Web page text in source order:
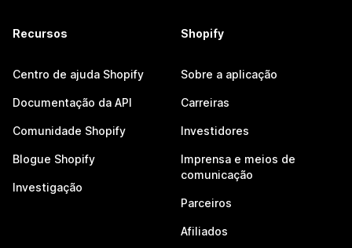
Recursos
Centro de ajuda Shopify
Documentação da API
Comunidade Shopify
Blogue Shopify
Investigação
Shopify
Sobre a aplicação
Carreiras
Investidores
Imprensa e meios de
comunicação
Parceiros
Afiliados